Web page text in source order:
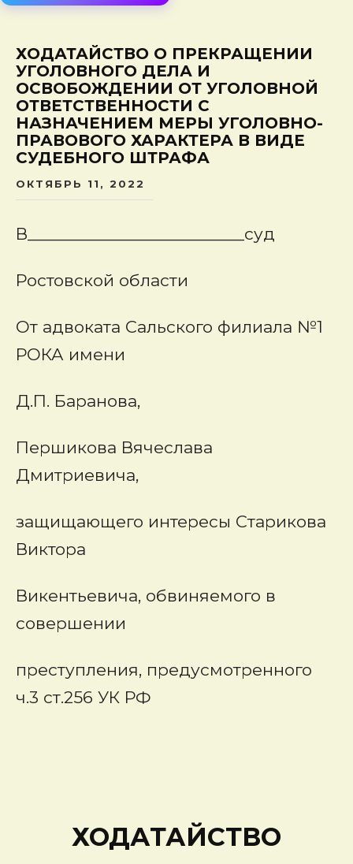
ХОДАТАЙСТВО О ПРЕКРАЩЕНИИ
УГОЛОВНОГО ДЕЛА И
ОСВОБОЖДЕНИИ ОТ УГОЛОВНОЙ
ОТВЕТСТВЕННОСТИ С
НАЗНАЧЕНИЕМ МЕРЫ УГОЛОВНО-
ПРАВОВОГО ХАРАКТЕРА В ВИДЕ
СУДЕБНОГО ШТРАФА
ОКТЯБРЬ 11, 2022
В_________________________суд
Ростовской области
От адвоката Сальского филиала №1
РОКА имени
Д.П. Баранова,
Першикова Вячеслава
Дмитриевича,
защищающего интересы Старикова
Виктора
Викентьевича, обвиняемого в
совершении
преступления, предусмотренного
ч.3 ст.256 УК РФ
ХОДАТАЙСТВО